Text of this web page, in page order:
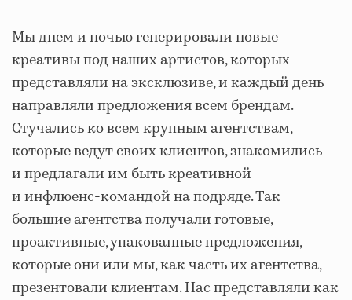
Мы днем и ночью генерировали новые
креативы под наших артистов, которых
представляли на эксклюзиве, и каждый день
направляли предложения всем брендам.
Стучались ко всем крупным агентствам,
которые ведут своих клиентов, знакомились
и предлагали им быть креативной
и инфлюенс-командой на подряде. Так
большие агентства получали готовые,
проактивные, упакованные предложения,
которые они или мы, как часть их агентства,
презентовали клиентам. Нас представляли как